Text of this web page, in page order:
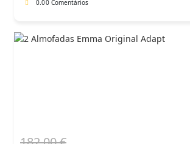
0.00 Comentários